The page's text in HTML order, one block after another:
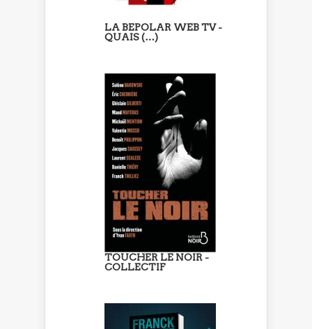
LA BEPOLAR WEB TV -
QUAIS (…)
TOUCHER LE NOIR -
COLLECTIF